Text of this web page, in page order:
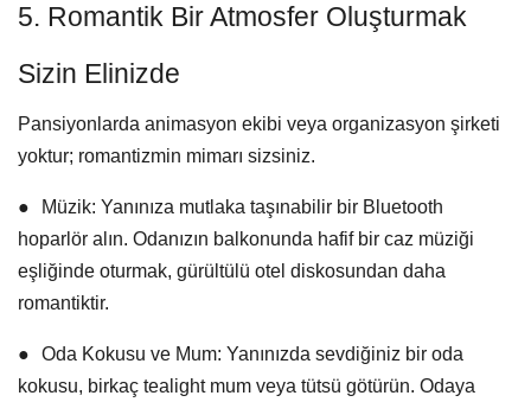
5. Romantik Bir Atmosfer Oluşturmak
Sizin Elinizde
Pansiyonlarda animasyon ekibi veya organizasyon şirketi
yoktur; romantizmin mimarı sizsiniz.
● Müzik: Yanınıza mutlaka taşınabilir bir Bluetooth
hoparlör alın. Odanızın balkonunda hafif bir caz müziği
eşliğinde oturmak, gürültülü otel diskosundan daha
romantiktir.
● Oda Kokusu ve Mum: Yanınızda sevdiğiniz bir oda
kokusu, birkaç tealight mum veya tütsü götürün. Odaya